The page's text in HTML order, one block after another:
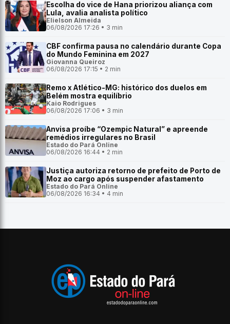
Escolha do vice de Hana priorizou aliança com
Lula, avalia analista político
Elielson Almeida
06/08/2026 17:26 • 3 min
CBF confirma pausa no calendário durante Copa
do Mundo Feminina em 2027
Giovanna Queiroz
06/08/2026 17:15 • 2 min
Remo x Atlético-MG: histórico dos duelos em
Belém mostra equilíbrio
Kaio Rodrigues
06/08/2026 17:06 • 3 min
Anvisa proíbe “Ozempic Natural” e apreende
remédios irregulares no Brasil
Estado do Pará Online
06/08/2026 16:44 • 2 min
Justiça autoriza retorno de prefeito de Porto de
Moz ao cargo após suspender afastamento
Estado do Pará Online
06/08/2026 16:34 • 4 min